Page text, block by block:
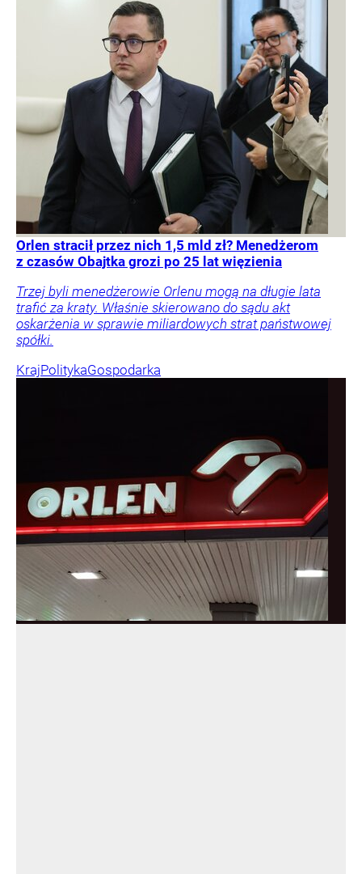
Orlen stracił przez nich 1,5 mld zł? Menedżerom
z czasów Obajtka grozi po 25 lat więzienia
Trzej byli menedżerowie Orlenu mogą na długie lata
trafić za kraty. Właśnie skierowano do sądu akt
oskarżenia w sprawie miliardowych strat państwowej
spółki.
KrajPolitykaGospodarka